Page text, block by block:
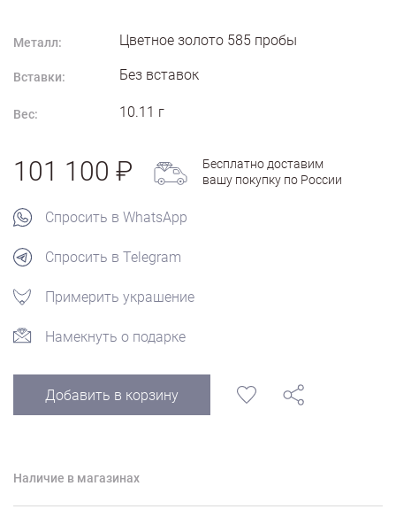
Металл: Цветное золото 585 пробы
Вставки: Без вставок
Вес: 10.11 г
101 100
Бесплатно доставим
вашу покупку по России
Спросить в WhatsApp
Спросить в Telegram
Примерить украшение
Намекнуть о подарке
Добавить в корзину
Наличие в магазинах